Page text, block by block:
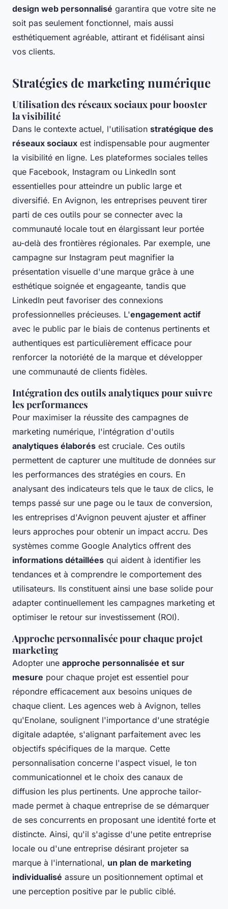
design web personnalisé garantira que votre site ne
soit pas seulement fonctionnel, mais aussi
esthétiquement agréable, attirant et fidélisant ainsi
vos clients.
Stratégies de marketing numérique
Utilisation des réseaux sociaux pour booster
la visibilité
Dans le contexte actuel, l'utilisation stratégique des
réseaux sociaux est indispensable pour augmenter
la visibilité en ligne. Les plateformes sociales telles
que Facebook, Instagram ou LinkedIn sont
essentielles pour atteindre un public large et
diversifié. En Avignon, les entreprises peuvent tirer
parti de ces outils pour se connecter avec la
communauté locale tout en élargissant leur portée
au-delà des frontières régionales. Par exemple, une
campagne sur Instagram peut magnifier la
présentation visuelle d'une marque grâce à une
esthétique soignée et engageante, tandis que
LinkedIn peut favoriser des connexions
professionnelles précieuses. L'engagement actif
avec le public par le biais de contenus pertinents et
authentiques est particulièrement efficace pour
renforcer la notoriété de la marque et développer
une communauté de clients fidèles.
Intégration des outils analytiques pour suivre
les performances
Pour maximiser la réussite des campagnes de
marketing numérique, l'intégration d'outils
analytiques élaborés est cruciale. Ces outils
permettent de capturer une multitude de données sur
les performances des stratégies en cours. En
analysant des indicateurs tels que le taux de clics, le
temps passé sur une page ou le taux de conversion,
les entreprises d'Avignon peuvent ajuster et affiner
leurs approches pour obtenir un impact accru. Des
systèmes comme Google Analytics offrent des
informations détaillées qui aident à identifier les
tendances et à comprendre le comportement des
utilisateurs. Ils constituent ainsi une base solide pour
adapter continuellement les campagnes marketing et
optimiser le retour sur investissement (ROI).
Approche personnalisée pour chaque projet
marketing
Adopter une approche personnalisée et sur
mesure pour chaque projet est essentiel pour
répondre efficacement aux besoins uniques de
chaque client. Les agences web à Avignon, telles
qu'Enolane, soulignent l'importance d'une stratégie
digitale adaptée, s'alignant parfaitement avec les
objectifs spécifiques de la marque. Cette
personnalisation concerne l'aspect visuel, le ton
communicationnel et le choix des canaux de
diffusion les plus pertinents. Une approche tailor-
made permet à chaque entreprise de se démarquer
de ses concurrents en proposant une identité forte et
distincte. Ainsi, qu'il s'agisse d'une petite entreprise
locale ou d'une entreprise désirant projeter sa
marque à l'international, un plan de marketing
individualisé assure un positionnement optimal et
une perception positive par le public ciblé.